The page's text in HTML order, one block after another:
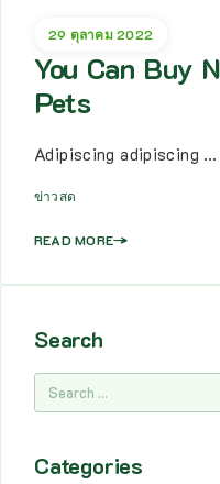
29 ตุลาคม 2022
You Can Buy
Pets
Adipiscing adipiscing …
ข่าวสด
READ MORE
Search
Categories